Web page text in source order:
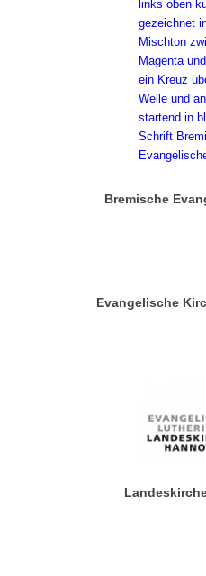
Bremische
Evangelische